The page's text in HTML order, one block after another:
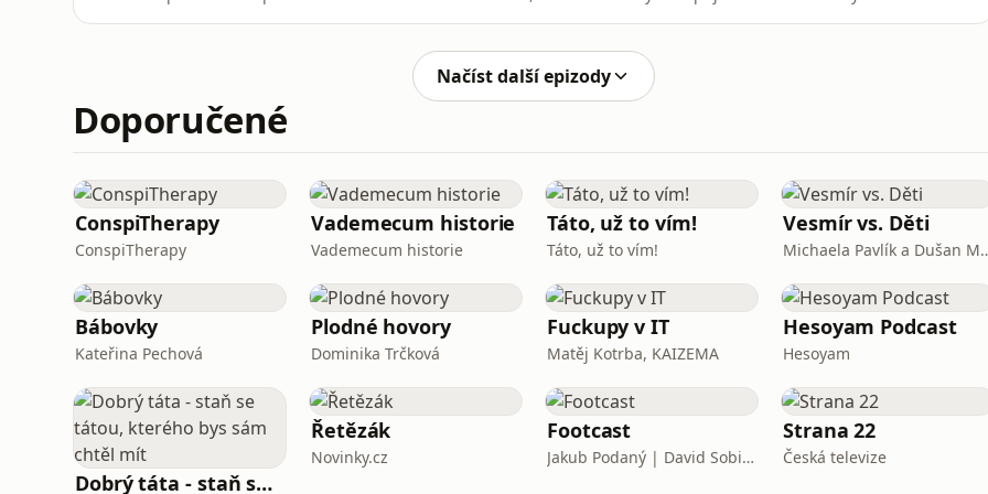
Načíst další epizody
Doporučené
ConspiTherapy
ConspiTherapy
Vademecum historie
Vademecum historie
Táto, už to vím!
Táto, už to vím!
Vesmír vs. Děti
Michaela
Bábovky
Kateřina Pechová
Plodné hovory
Dominika Trčková
Fuckupy v IT
Matěj Kotrba, KAIZEMA
Hesoyam Podcast
Hesoyam
Dobrý táta - staň se tátou, kterého bys sám chtěl mít
Řetězák
Novinky.cz
Footcast
Jakub Podaný | David Sobišek
Strana 22
Česká televize